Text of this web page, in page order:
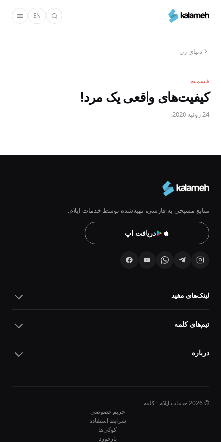
محتوای
EN
دنیای زن
قسمت
کیفیت‌های واقعی یک مرد!
24 ژوئیه 2020
منابع مسیحی به فارسی، تهیه‌شده توسط خدمات ایلام.
دریافت اپ
لینک‌های مفید
تیم‌های کلمه
درباره
© 2026 خدمات ایلام · کلمه
حریم خصوصی
شرایط استفاده
کوکی‌ها
بازخورد
10